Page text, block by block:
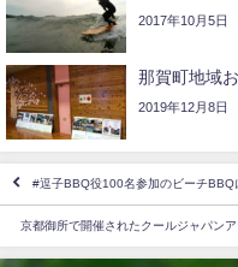
2017年10月5日
那賀町地域
2019年12月8日
#逗子BBQ役100名参加のビーチBBQ
京都御所で開催されたクールジャパン